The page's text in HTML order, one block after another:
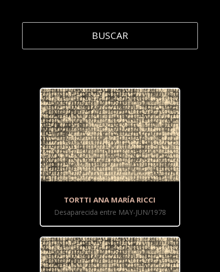
TORTTI ANA MARÍA RICCI
Desaparecida entre MAY-JUN/1978